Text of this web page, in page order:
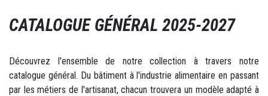
CATALOGUE GÉNÉRAL 2025-2027
Découvrez l'ensemble de notre collection à travers notre
catalogue général. Du bâtiment à l'industrie alimentaire en passant
par les métiers de l'artisanat, chacun trouvera un modèle adapté à